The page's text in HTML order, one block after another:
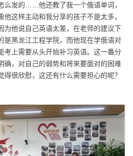
么发的……他还教了我一个俄语单词，
这样主动和我分享的孩子不是太多，
为他说自己英语太差，在老师的建议下
是黑龙江工程学院，而他现在学俄语对
考上需要从头开始补习英语。这一番分
确，对自己的弱势和将来要面对的困难
很欣慰，这还有什么需要担心的呢？